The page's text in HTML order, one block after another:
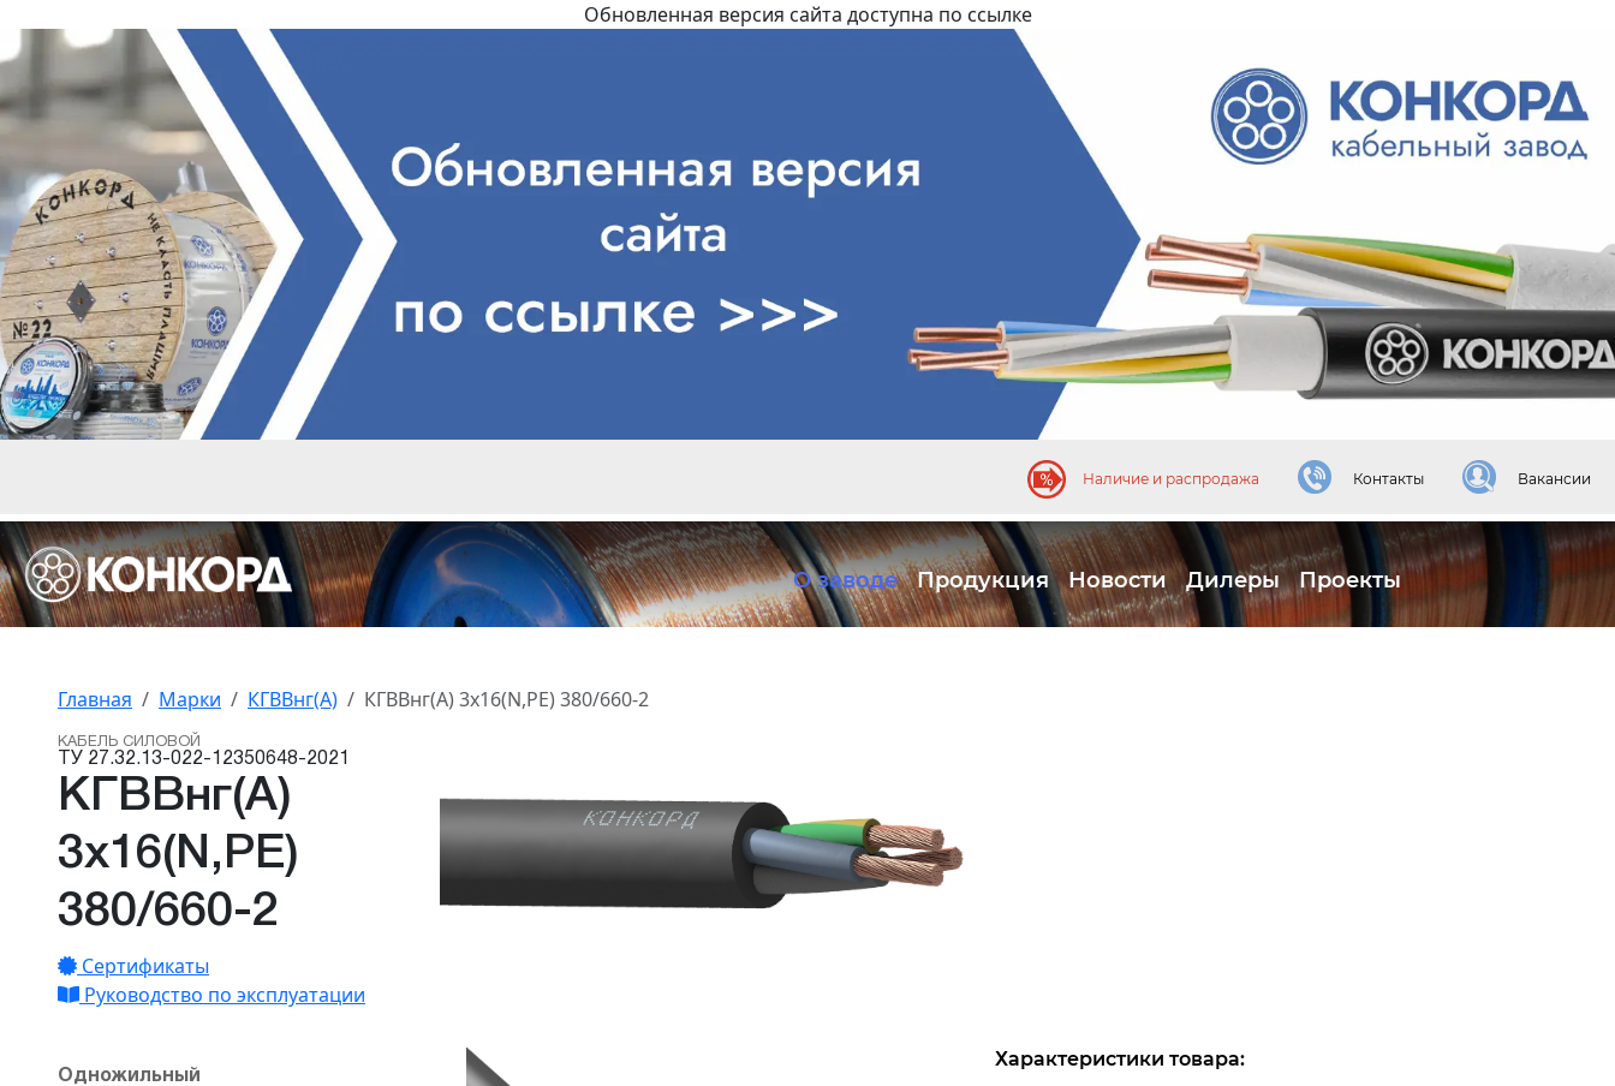
Обновленная версия сайта доступна по ссылке
Наличие и распродажа Контакты Вакансии
О заводе Продукция Новости Дилеры Проекты
Главная Марки КГВВнг(А) КГВВнг(А) 3x16(N,PE) 380/660-2
КАБЕЛЬ СИЛОВОЙ
ТУ 27.32.13-022-12350648-2021
КГВВнг(А)
3x16(N,PE)
380/660-2
Сертификаты
Руководство по эксплуатации
Одножильный
Характеристики товара: